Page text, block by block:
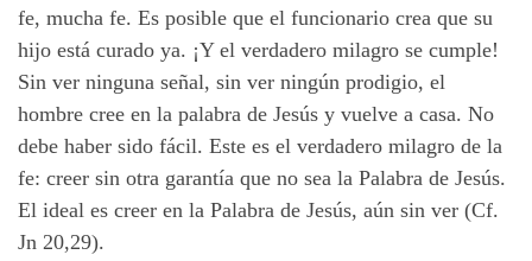
fe, mucha fe. Es posible que el funcionario crea que su
hijo está curado ya. ¡Y el verdadero milagro se cumple!
Sin ver ninguna señal, sin ver ningún prodigio, el
hombre cree en la palabra de Jesús y vuelve a casa. No
debe haber sido fácil. Este es el verdadero milagro de la
fe: creer sin otra garantía que no sea la Palabra de Jesús.
El ideal es creer en la Palabra de Jesús, aún sin ver (Cf.
Jn 20,29).